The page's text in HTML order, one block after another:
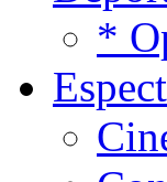
*